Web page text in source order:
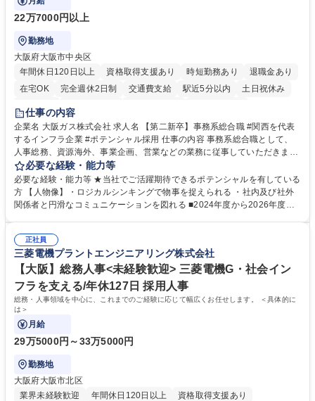
22万7000円以上
勤務地
大阪府大阪市中央区
年間休日120日以上
資格取得支援あり 時短勤務あり
退職金あり
在宅OK
完全週休2日制 交通費支給 駅近5分以内
土日祝休み
服装自由
第二新卒歓迎
仕事の内容
企業名 大阪ガス株式会社 求人名 【第二新卒】事務系総合職 #関西を代表
するインフラ企業 #ポテンシャル採用 仕事の内容 事務系総合職として、
人事総務、資源海外、事業企画、営業などの業務に従事していただきま
す。 【業務内容の一例】■所属事業部の勤労業務 ■海外に関係する各種業
務 ■営業部門の企画スタッフ、ルート営業 【キャリアパス】入社後の配属
ポジションで一定期間ご活躍頂いた後、本人の適性及び将来のキャリアを
鑑みてジョブローテーションを行います。 【育成】OJTでの現場育成や研
表するインフラ企業 #ポテンシャル採用
必要な経験・能力等
必要な経験・能力等 ★当社でご活躍期待できるポテンシャルを有している
方 【人物像】・ロジカルシンキングで物事を捉えられる ・社内及び社外
関係者と円滑なコミュニケーションを図れる ■2024年度から2026年度ま
72.html ■エネルギーセキュリティの不安定化や気候変動による自然災害の
甚大化など、これまで以上に社会課題解決の重要性が高まっています。
「未来の日常」の創造に向けて持続可能な社会の実現に貢献してまいりま
す。 学歴・資格 学歴：大学院 大学 語学力： 資格：
正社員
三菱電機プラントエンジニアリング株式会社
【大阪】総務人事<未経験歓迎> 三菱電機G・社会イン
フラを支える/年休127日 採用人事
総務・人事領域を中心に、これまでのご経験に応じて幅広くお任せします。 ＜具体的に
は＞
月給
29万5000円～33万5000円
勤務地
大阪府大阪市北区
業界未経験歓迎
年間休日120日以上
資格取得支援あり